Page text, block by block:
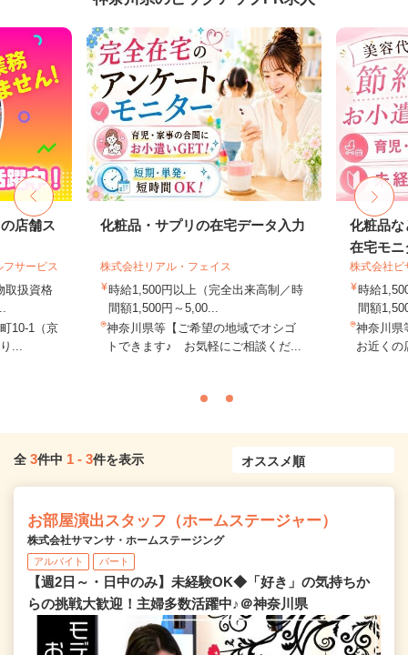
店舗ス
サービス
扱資格
10-1（京
...
化粧品・サプリの在宅データ入力
株式会社リアル・フェイス
時給1,500円以上（完全出来高制／時
間額1,500円～5,00...
神奈川県等【ご希望の地域でオシゴ
トできます♪ お気軽にご相談くだ...
化粧品な
在宅モニ
株式会社ビ
時給
間額
神奈川
お近くの
全 3件中 1 - 3件を表示
お部屋演出スタッフ（ホームステージャー）
株式会社サマンサ・ホームステージング
アルバイト パート
【週2日～・日中のみ】未経験OK◆「好き」の気持ちか
らの挑戦大歓迎！主婦多数活躍中♪＠神奈川県